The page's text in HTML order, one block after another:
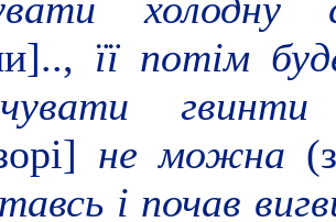
її потім
не можна
і почав